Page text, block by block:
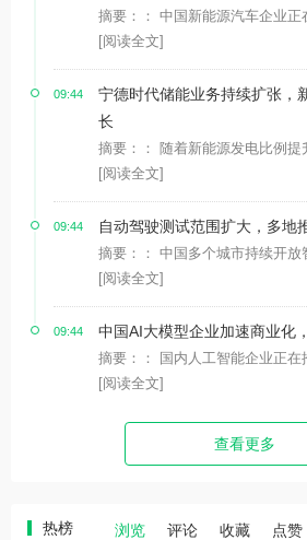
摘要：： 中国新能源汽车企业
[阅读全文]
09:44
宁德时代储能业务持续扩张，
长
摘要：： 随着新能源发电比例
[阅读全文]
09:44 自动驾驶测试范围扩大，多地
摘要：： 中国多个城市持续开
[阅读全文]
09:44 中国AI大模型企业加速商业化
摘要：： 国内人工智能企业正
[阅读全文]
查看更多
热榜 浏览 评论 收藏 点赞